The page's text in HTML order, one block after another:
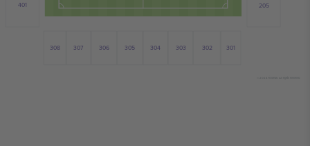
301
302
303
304
305
306
307
308
205
401